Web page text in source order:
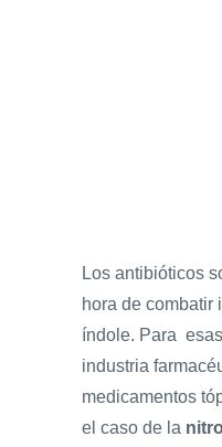
Los antibióticos
hora de combatir
índole. Para
industria
medicamentos
el caso de la